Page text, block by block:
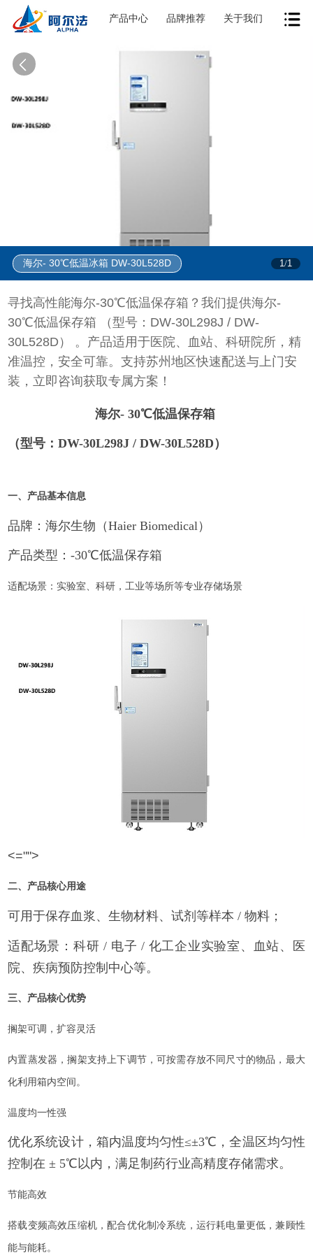
产品中心 品牌推荐 关于我们
海尔- 30℃低温冰箱 DW-30L528D 1/1
寻找高性能海尔-30℃低温保存箱？我们提供海尔-
30℃低温保存箱 （型号：DW-30L298J / DW-
30L528D） 。产品适用于医院、血站、科研院所，精
准温控，安全可靠。支持苏州地区快速配送与上门安
装，立即咨询获取专属方案！
海尔- 30℃低温保存箱
（型号：DW-30L298J / DW-30L528D）
一、产品基本信息
品牌：海尔生物（Haier Biomedical ）
产品类型：-30℃低温保存箱
适配场景：实验室、科研，工业等场所等专业存储场景
<="">
二、产品核心用途
可用于保存血浆、生物材料、试剂等样本 /物料；
适配场景：科研 / 电子/ 化工企业实验室、血站、医
院、疾病预防控制中心等。
三、产品核心优势
搁架可调，扩容灵活
内置蒸发器，搁架支持上下调节，可按需存放不同尺寸的物品，最大
化利用箱内空间。
温度均一性强
优化系统设计，箱内温度均匀性≤±3℃，全温区均匀性
控制在 ± 5℃以内，满足制药行业高精度存储需求。
节能高效
搭载变频高效压缩机，配合优化制冷系统，运行耗电量更低，兼顾性
能与能耗。